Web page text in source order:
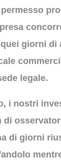
giorni di
legale.
i nostri
di giorni